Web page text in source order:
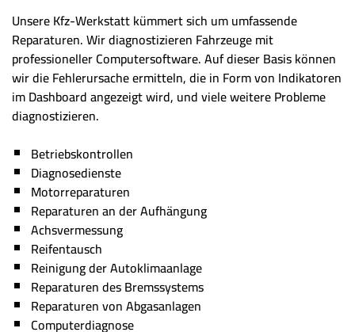
Unsere Kfz-Werkstatt kümmert sich um umfassende
Reparaturen. Wir diagnostizieren Fahrzeuge mit
professioneller Computersoftware. Auf dieser Basis können
wir die Fehlerursache ermitteln, die in Form von Indikatoren
im Dashboard angezeigt wird, und viele weitere Probleme
diagnostizieren.
Betriebskontrollen
Diagnosedienste
Motorreparaturen
Reparaturen an der Aufhängung
Achsvermessung
Reifentausch
Reinigung der Autoklimaanlage
Reparaturen des Bremssystems
Reparaturen von Abgasanlagen
Computerdiagnose